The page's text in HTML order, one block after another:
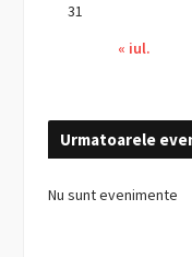
31
« iul.
Urmatoarele
Nu sunt evenimente